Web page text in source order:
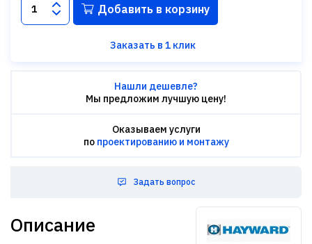
Добавить в корзину
Заказать в 1 клик
Нашли дешевле?
Мы предложим лучшую цену!
Оказываем услуги
по проектированию и монтажу
Задать вопрос
Описание